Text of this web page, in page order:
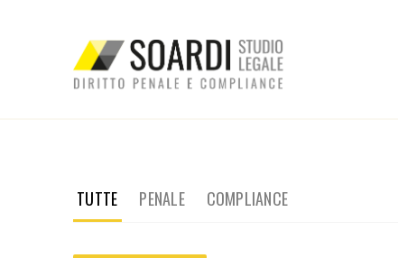
TUTTE PENALE COMPLIANCE